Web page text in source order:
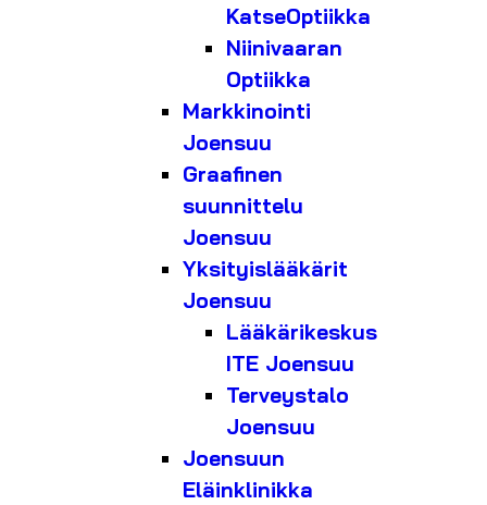
KatseOptiikka
Niinivaaran
Optiikka
Markkinointi
Joensuu
Graafinen
suunnittelu
Joensuu
Yksityislääkärit
Joensuu
Lääkärikeskus
ITE Joensuu
Terveystalo
Joensuu
Joensuun
Eläinklinikka